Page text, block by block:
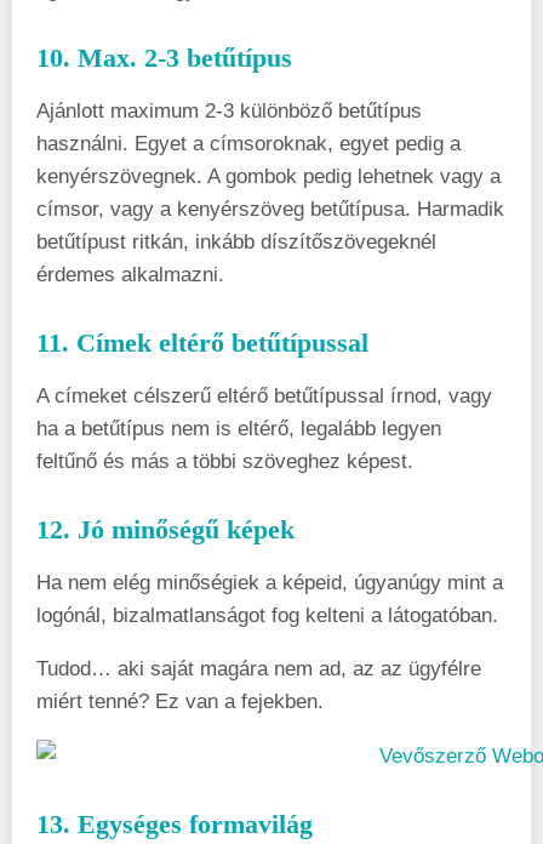
10. Max. 2-3 betűtípus
Ajánlott maximum 2-3 különböző betűtípus
használni. Egyet a címsoroknak, egyet pedig a
kenyérszövegnek. A gombok pedig lehetnek vagy a
címsor, vagy a kenyérszöveg betűtípusa. Harmadik
betűtípust ritkán, inkább díszítőszövegeknél
érdemes alkalmazni.
11. Címek eltérő betűtípussal
A címeket célszerű eltérő betűtípussal írnod, vagy
ha a betűtípus nem is eltérő, legalább legyen
feltűnő és más a többi szöveghez képest.
12. Jó minőségű képek
Ha nem elég minőségiek a képeid, úgyanúgy mint a
logónál, bizalmatlanságot fog kelteni a látogatóban.
Tudod… aki saját magára nem ad, az az ügyfélre
miért tenné? Ez van a fejekben.
13. Egységes formavilág